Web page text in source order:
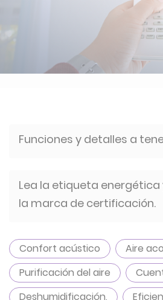
Funciones y detalles a
Lea la etiqueta
la marca de certificación.
Confort acústico
Aire
Purificación del aire
Deshumidificación,